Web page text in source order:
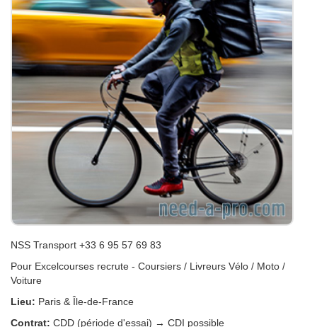
NSS Transport +33 6 95 57 69 83
Pour Excelcourses recrute - Coursiers / Livreurs Vélo / Moto /
Voiture
Lieu: Paris & Île-de-France
Contrat: CDD (période d'essai) → CDI possible